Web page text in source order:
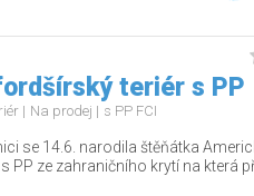
teriér s PP
Na prodej s PP FCI
se 14.6. narodila štěňátka
PP ze zahraničního krytí na která